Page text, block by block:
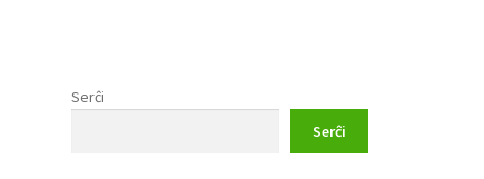
Serĉi
Serĉi